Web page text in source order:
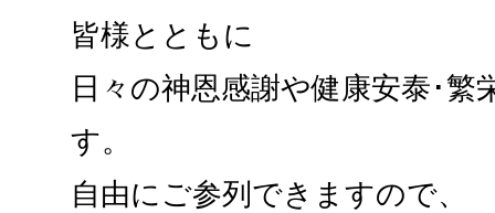
皆様とともに
日々の神恩感謝や健康安泰･
す。
自由にご参列できますので、